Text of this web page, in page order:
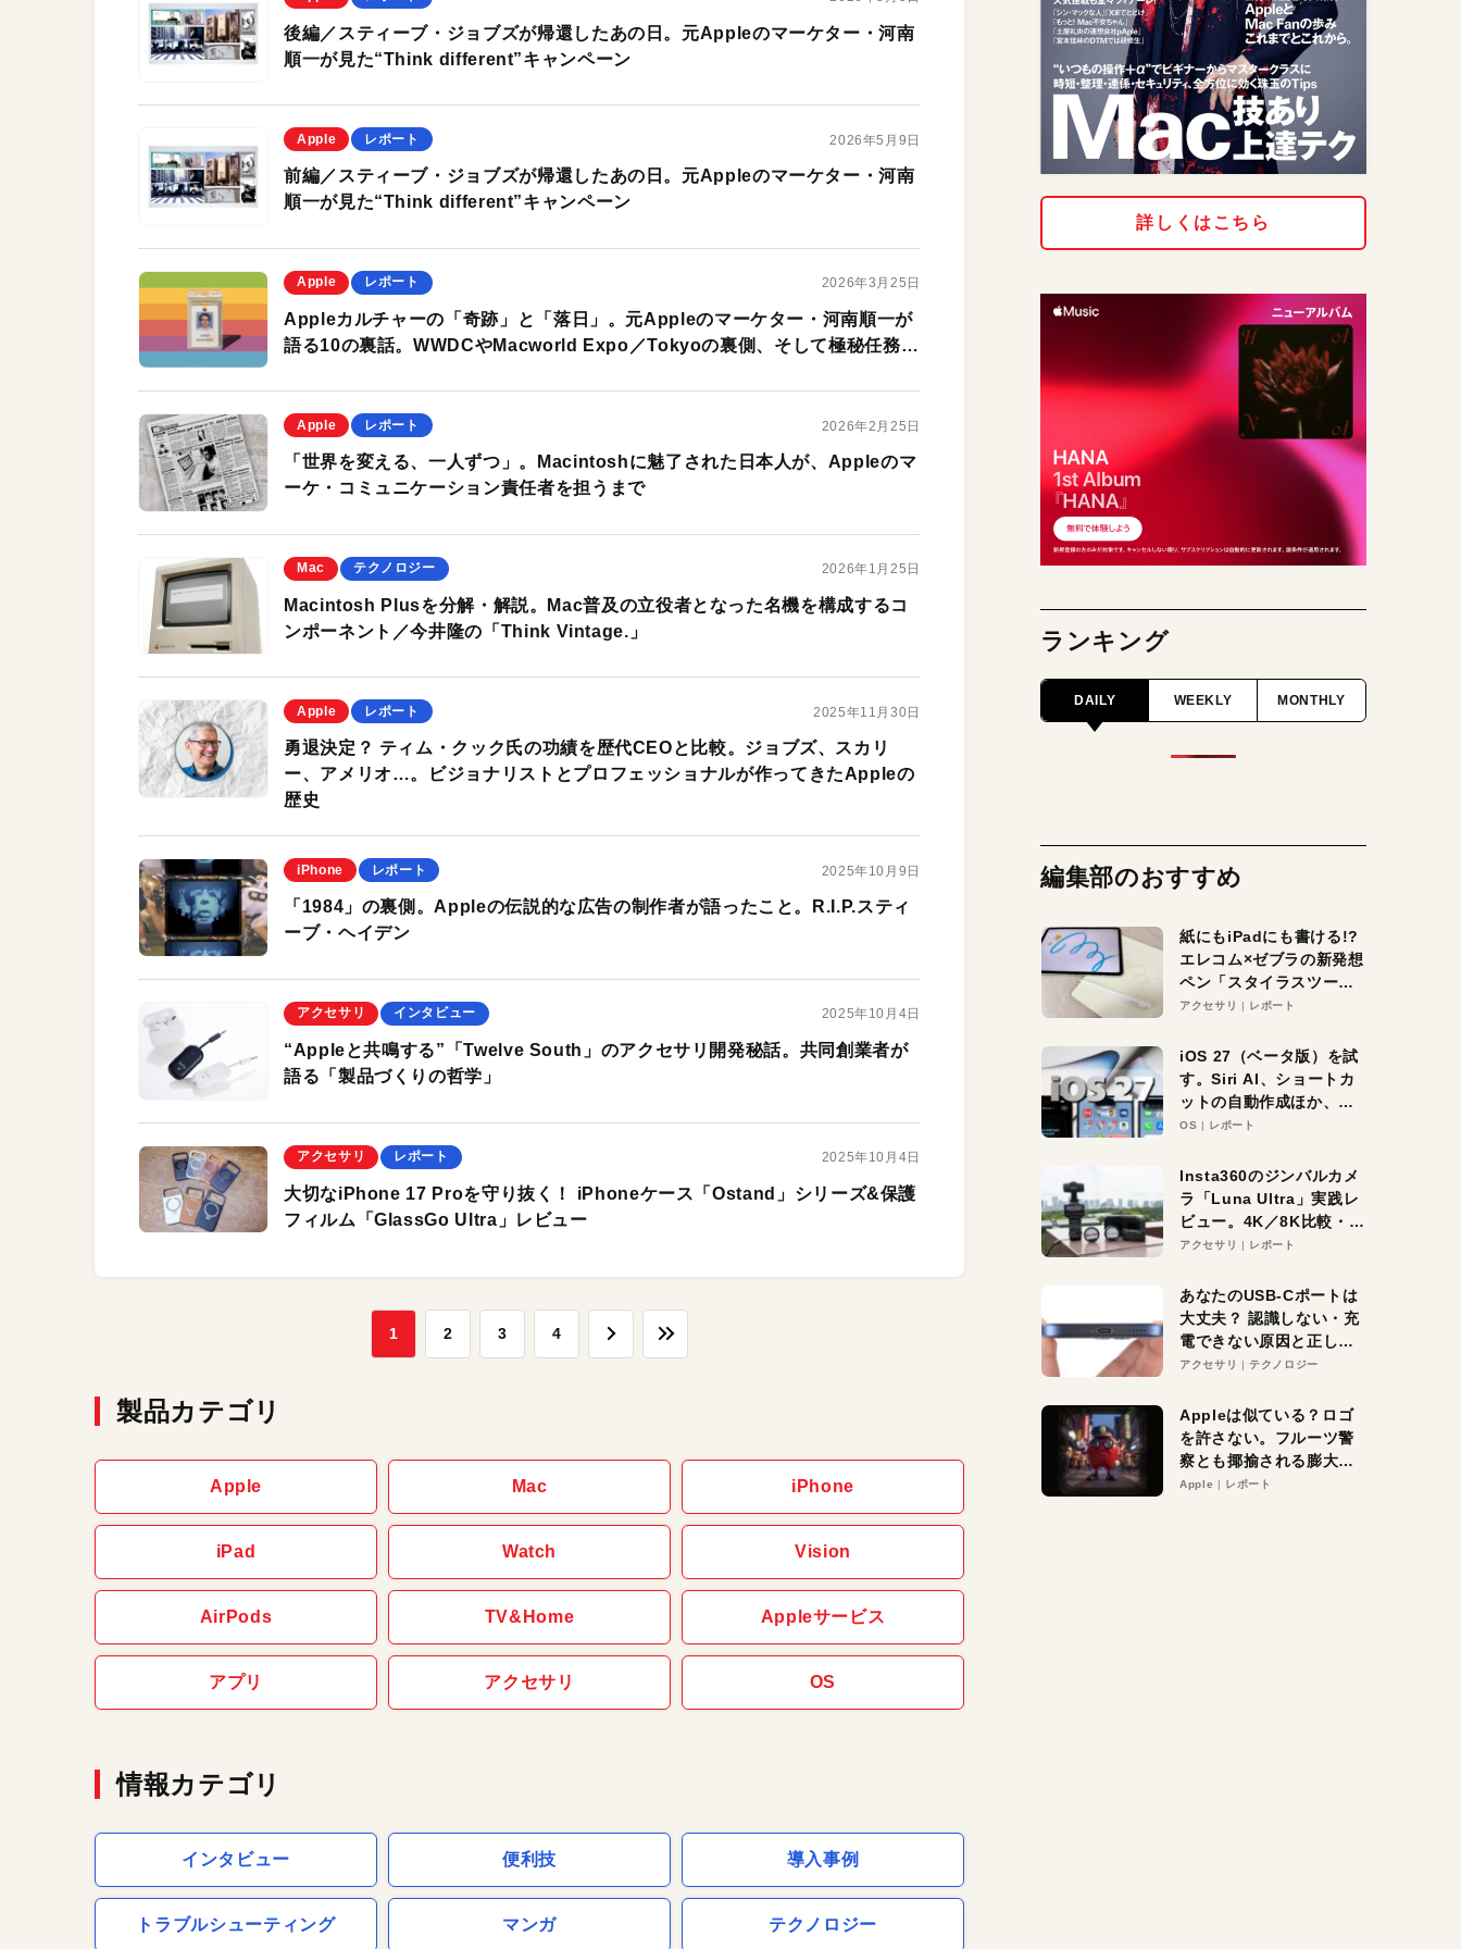
後編／スティーブ・ジョブズが帰還したあの日。元Appleのマーケター・河南
順一が見た“Think different”キャンペーン
Apple レポート 2026年5月9日
前編／スティーブ・ジョブズが帰還したあの日。元Appleのマーケター・河南
順一が見た“Think different”キャンペーン
Apple レポート 2026年3月25日
Appleカルチャーの「奇跡」と「落日」。元Appleのマーケター・河南順一が
語る10の裏話。WWDCやMacworld Expo／Tokyoの裏側、そして極秘任務…
Apple レポート 2026年2月25日
「世界を変える、一人ずつ」。Macintoshに魅了された日本人が、Appleのマ
ーケ・コミュニケーション責任者を担うまで
Mac テクノロジー 2026年1月25日
Macintosh Plusを分解・解説。Mac普及の立役者となった名機を構成するコ
ンポーネント／今井隆の「Think Vintage.」
Apple レポート 2025年11月30日
勇退決定？ ティム・クック氏の功績を歴代CEOと比較。ジョブズ、スカリ
ー、アメリオ…。ビジョナリストとプロフェッショナルが作ってきたAppleの
歴史
iPhone レポート 2025年10月9日
「1984」の裏側。Appleの伝説的な広告の制作者が語ったこと。R.I.P.スティ
ーブ・ヘイデン
アクセサリ インタビュー 2025年10月4日
“Appleと共鳴する”「Twelve South」のアクセサリ開発秘話。共同創業者が
語る「製品づくりの哲学」
アクセサリ レポート 2025年10月4日
大切なiPhone 17 Proを守り抜く！ iPhoneケース「Ostand」シリーズ&保護
フィルム「GlassGo Ultra」レビュー
1 2 3 4
製品カテゴリ
Apple Mac iPhone
iPad Watch Vision
AirPods TV&Home Appleサービス
アプリ アクセサリ OS
情報カテゴリ
インタビュー 便利技 導入事例
トラブルシューティング マンガ テクノロジー
詳しくはこちら
ランキング
DAILY WEEKLY MONTHLY
編集部のおすすめ
紙にもiPadにも書ける!?
エレコム×ゼブラの新発想
ペン「スタイラスツーウ
ェイ」レビュー。持ち替
アクセサリ レポート
iOS 27（ベータ版）を試
す。Siri AI、ショートカ
ットの自動作成ほか、期
待大の便利機能5選。
る未来はすぐそこ！
OS レポート
Insta360のジンバルカメ
ラ「Luna Ultra」実践レ
ビュー。4K／8K比較・ズ
ーム・夜間撮影をチェッ
アクセサリ レポート
あなたのUSB-Cポートは
大丈夫？ 認識しない・充
電できない原因と正しい
対策
アクセサリ テクノロジー
Appleは似ている？ロゴ
を許さない。フルーツ警
察とも揶揄される膨大な
異議申し立て。対象は非
Apple レポート